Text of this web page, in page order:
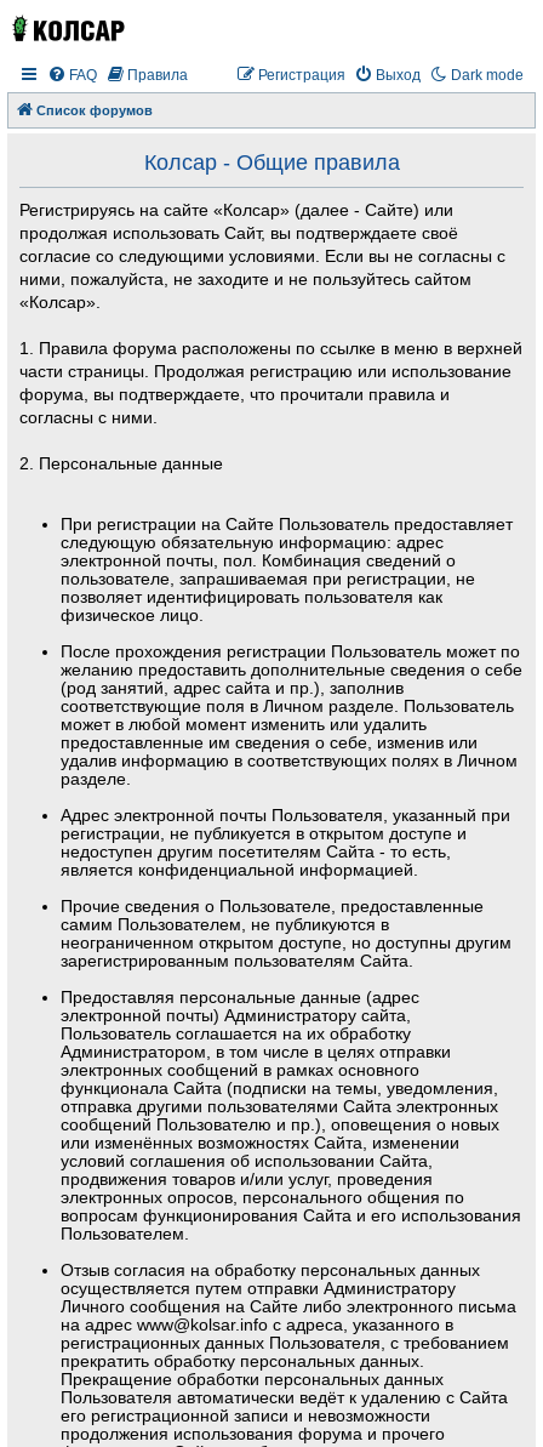
Dark mode
FAQ Правила Выход
Регистрация
Список форумов
Колсар - Общие правила
Регистрируясь на сайте «Колсар» (далее - Сайте) или
продолжая использовать Сайт, вы подтверждаете своё
согласие со следующими условиями. Если вы не согласны с
ними, пожалуйста, не заходите и не пользуйтесь сайтом
«Колсар».
1. Правила форума расположены по ссылке в меню в верхней
части страницы. Продолжая регистрацию или использование
форума, вы подтверждаете, что прочитали правила и
согласны с ними.
2. Персональные данные
При регистрации на Сайте Пользователь предоставляет
следующую обязательную информацию: адрес
электронной почты, пол. Комбинация сведений о
пользователе, запрашиваемая при регистрации, не
позволяет идентифицировать пользователя как
физическое лицо.
После прохождения регистрации Пользователь может по
желанию предоставить дополнительные сведения о себе
(род занятий, адрес сайта и пр.), заполнив
соответствующие поля в Личном разделе. Пользователь
может в любой момент изменить или удалить
предоставленные им сведения о себе, изменив или
удалив информацию в соответствующих полях в Личном
разделе.
Адрес электронной почты Пользователя, указанный при
регистрации, не публикуется в открытом доступе и
недоступен другим посетителям Сайта - то есть,
является конфиденциальной информацией.
Прочие сведения о Пользователе, предоставленные
самим Пользователем, не публикуются в
неограниченном открытом доступе, но доступны другим
зарегистрированным пользователям Сайта.
Предоставляя персональные данные (адрес
электронной почты) Администратору сайта,
Пользователь соглашается на их обработку
Администратором, в том числе в целях отправки
электронных сообщений в рамках основного
функционала Сайта (подписки на темы, уведомления,
отправка другими пользователями Сайта электронных
сообщений Пользователю и пр.), оповещения о новых
или изменённых возможностях Сайта, изменении
условий соглашения об использовании Сайта,
продвижения товаров и/или услуг, проведения
электронных опросов, персонального общения по
вопросам функционирования Сайта и его использования
Пользователем.
Отзыв согласия на обработку персональных данных
осуществляется путем отправки Администратору
Личного сообщения на Сайте либо электронного письма
на адресwww@kolsar.info с адреса, указанного в
регистрационных данных Пользователя, с требованием
прекратить обработку персональных данных.
Прекращение обработки персональных данных
Пользователя автоматически ведёт к удалению с Сайта
его регистрационной записи и невозможности
продолжения использования форума и прочего